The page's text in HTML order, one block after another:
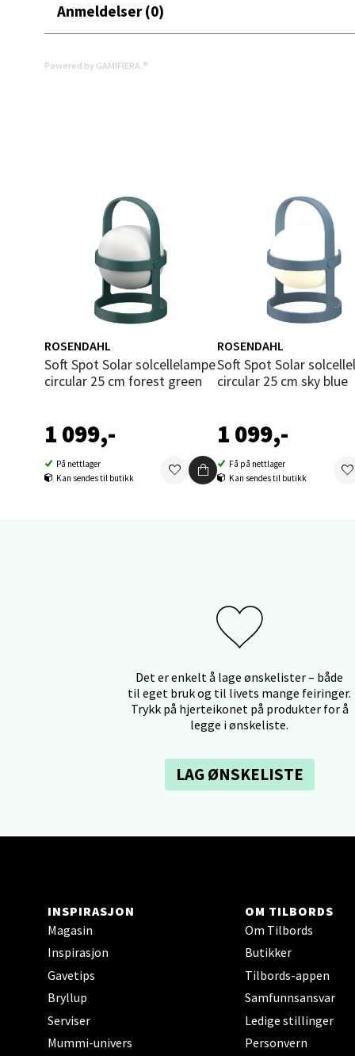
Anmeldelser (0)
Powered by GAMIFIERA.®
ROSENDAHL
Soft Spot Solar solcellelampe
circular 25 cm forest green
1 099,-
På nettlager
Kan sendes til butikk
ROSENDAHL
Soft Spot Solar solcellelampe
circular 25 cm sky blue
1 099,-
Få på nettlager
Kan sendes til butikk
Det er enkelt å lage ønskelister – både
til eget bruk og til livets mange feiringer.
Trykk på hjerteikonet på produkter for å
legge i ønskeliste.
LAG ØNSKELISTE
INSPIRASJON
Magasin
Inspirasjon
Gavetips
Bryllup
Serviser
Mummi-univers
OM TILBORDS
Om Tilbords
Butikker
Tilbords-appen
Samfunnsansvar
Ledige stillinger
Personvern
0 i
Mo
Åpent i
0 i
0 i